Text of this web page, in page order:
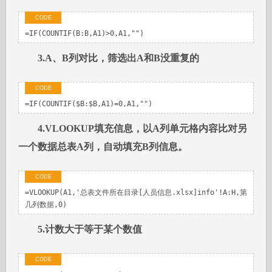
=IF(COUNTIF(B:B,A1)>0,A1,"")
3.A、B列对比，筛选出A和B没重复的
=IF(COUNTIF($B:$B,A1)=0,A1,"")
4.VLOOKUP填充信息，以A列单元格内容比对另
一个数据总表A列，自动填充B列信息。
=VLOOKUP(A1,'总表文件所在目录[人员信息.xlsx]info'!A:H,第
几列数据,0)
5.计数大于等于某个数值